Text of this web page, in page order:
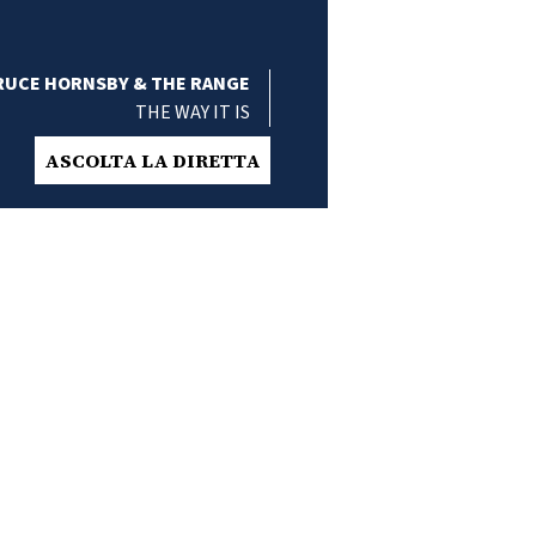
HORNSBY & THE RANGE
THE WAY IT IS
ASCOLTA LA DIRETTA